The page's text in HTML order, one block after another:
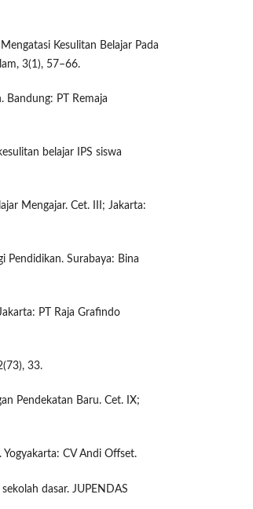
Kesulitan Belajar Pada
3(1), 57–66.
Bandung: PT Remaja
belajar IPS siswa
Mengajar. Cet. III; Jakarta:
Pendidikan. Surabaya: Bina
PT Raja Grafindo
33.
Pendekatan Baru. Cet. IX;
CV Andi Offset.
dasar. JUPENDAS